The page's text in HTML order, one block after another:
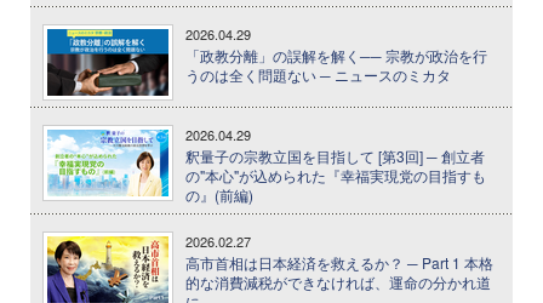
2026.04.29
「政教分離」の誤解を解く── 宗教が政治を行
うのは全く問題ない ─ ニュースのミカタ
2026.04.29
釈量子の宗教立国を目指して [第3回] ─ 創立者
の"本心"が込められた『幸福実現党の目指すも
の』(前編)
2026.02.27
高市首相は日本経済を救えるか？ ─ Part 1 本格
的な消費減税ができなければ、運命の分かれ道